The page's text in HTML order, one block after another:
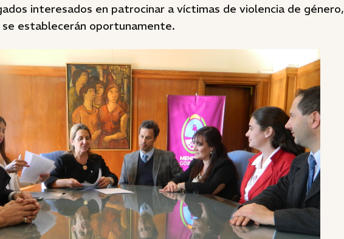
interesados en patrocinar a víctimas de violencia de género,
se establecerán oportunamente.